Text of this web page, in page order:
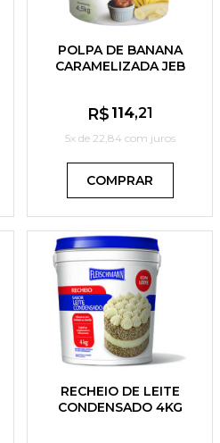
POLPA DE BANANA
CARAMELIZADA JEB
R$ 114,21
5x de 22,84 com juros
COMPRAR
RECHEIO DE LEITE
CONDENSADO 4KG